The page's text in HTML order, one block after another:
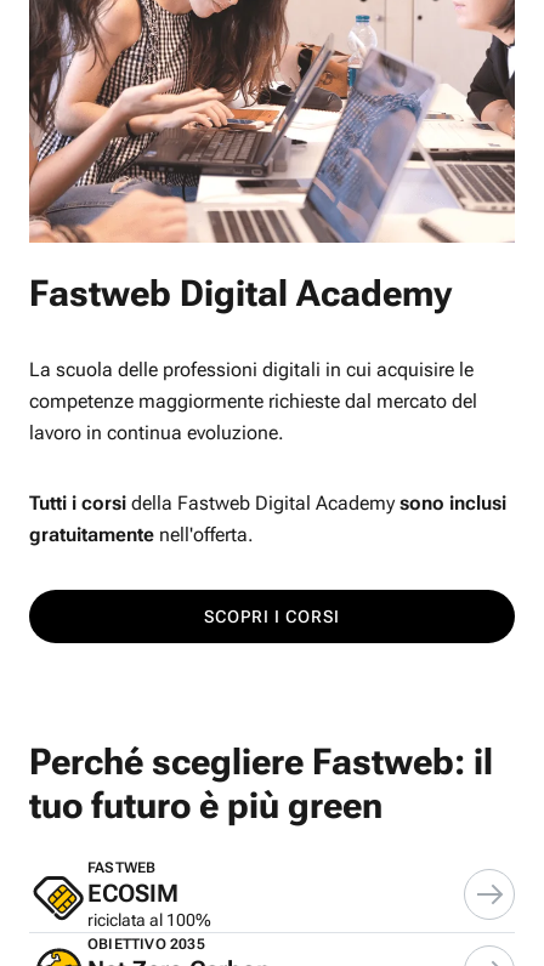
Fastweb Digital Academy
La scuola delle professioni digitali in cui acquisire le
competenze maggiormente richieste dal mercato del
lavoro in continua evoluzione.
Tutti i corsi della Fastweb Digital Academy sono inclusi
gratuitamente nell'offerta.
SCOPRI I CORSI
Perché scegliere Fastweb: il
tuo futuro è più green
FASTWEB
ECOSIM
riciclata al 100%
OBIETTIVO 2035